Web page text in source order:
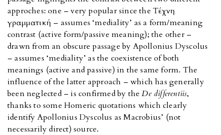
approches: one – very popular since the Tέχνη
γραμματική – assumes ‘mediality’ as a form/meaning
contrast (active form/passive meaning); the other –
drawn from an obscure passage by Apollonius Dyscolus
– assumes ‘mediality’ as the coexistence of both
meanings (active and passive) in the same form. The
influence of the latter approach – which has generally
been neglected – is confirmed by theDe differentiis,
thanks to some Homeric quotations which clearly
identify Apollonius Dyscolus as Macrobius’ (not
necessarily direct) source.